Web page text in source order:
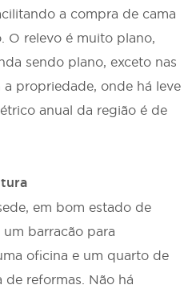
a compra de cama
O relevo é muito plano,
sendo plano, exceto nas
propriedade, onde há leve
anual da região é de
em bom estado de
barracão para
oficina e um quarto de
de reformas. Não há